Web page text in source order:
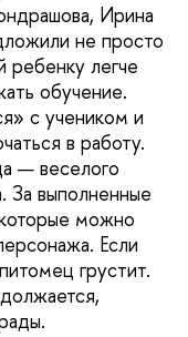
Ирина
не просто
ребенку легче
обучение.
с учеником и
в работу.
— веселого
За выполненные
можно
Если
грустит.